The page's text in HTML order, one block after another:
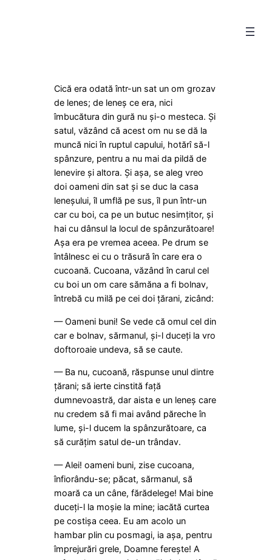
Cică era odată într-un sat un om grozav
de lenes; de leneș ce era, nici
îmbucătura din gură nu și-o mesteca. Și
satul, văzând că acest om nu se dă la
muncă nici în ruptul capului, hotărî să-l
spânzure, pentru a nu mai da pildă de
lenevire și altora. Și așa, se aleg vreo
doi oameni din sat și se duc la casa
leneșului, îl umflă pe sus, îl pun într-un
car cu boi, ca pe un butuc nesimțitor, și
hai cu dânsul la locul de spânzurătoare!
Așa era pe vremea aceea. Pe drum se
întâlnesc ei cu o trăsură în care era o
cucoană. Cucoana, văzând în carul cel
cu boi un om care sămăna a fi bolnav,
întrebă cu milă pe cei doi țărani, zicând:
— Oameni buni! Se vede că omul cel din
car e bolnav, sărmanul, și-l duceți la vro
doftoroaie undeva, să se caute.
— Ba nu, cucoană, răspunse unul dintre
țărani; să ierte cinstită față
dumnevoastră, dar aista e un leneș care
nu credem să fi mai având păreche în
lume, și-l ducem la spânzurătoare, ca
să curățim satul de-un trândav.
— Alei! oameni buni, zise cucoana,
înfiorându-se; păcat, sărmanul, să
moară ca un câne, fărădelege! Mai bine
duceți-l la moșie la mine; iacătă curtea
pe costișa ceea. Eu am acolo un
hambar plin cu posmagi, ia așa, pentru
împrejurări grele, Doamne ferește! A